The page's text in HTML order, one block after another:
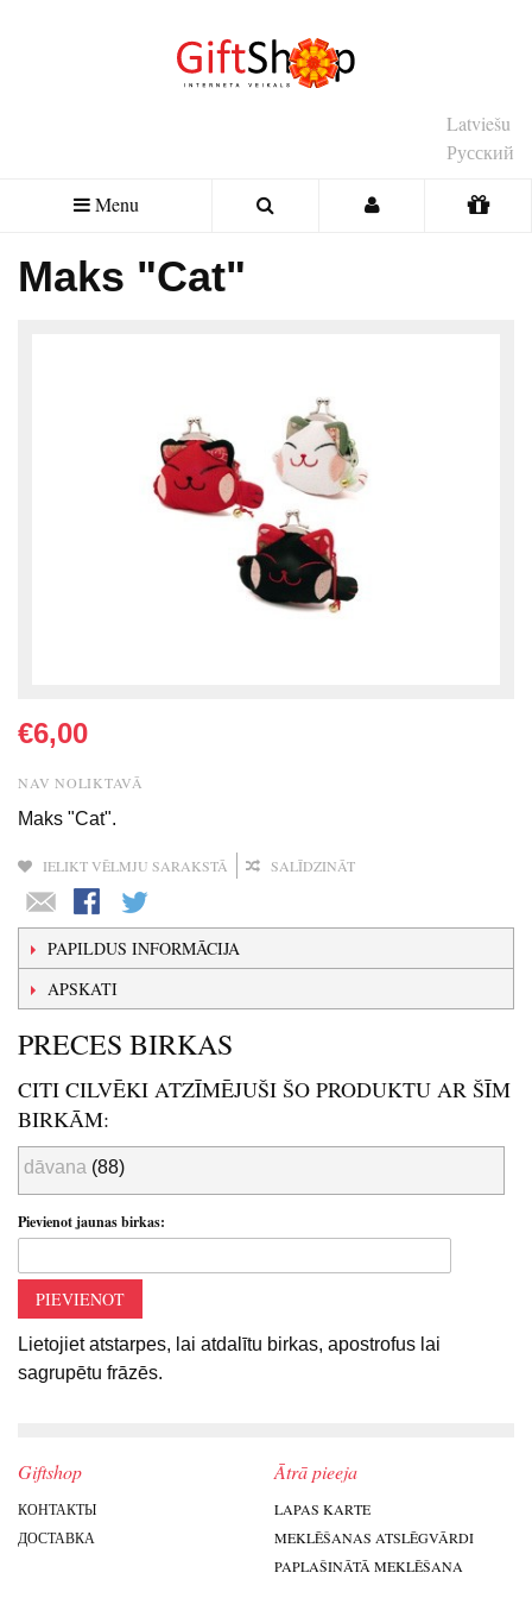
Latviešu
Русский
Menu
Maks "Cat"
€6,00
NAV NOLIKTAVĀ
Maks "Cat".
IELIKT VĒLMJU SARAKSTĀ SALĪDZINĀT
PAPILDUS INFORMĀCIJA
APSKATI
PRECES BIRKAS
CITI CILVĒKI ATZĪMĒJUŠI ŠO PRODUKTU AR ŠĪM
BIRKĀM:
dāvana (88)
Pievienot jaunas birkas:
PIEVIENOT
Lietojiet atstarpes, lai atdalītu birkas, apostrofus lai
sagrupētu frāzēs.
Giftshop
КОНТАКТЫ
ДОСТАВКА
Ātrā pieeja
LAPAS KARTE
MEKLĒŠANAS ATSLĒGVĀRDI
PAPLAŠINĀTĀ MEKLĒŠANA